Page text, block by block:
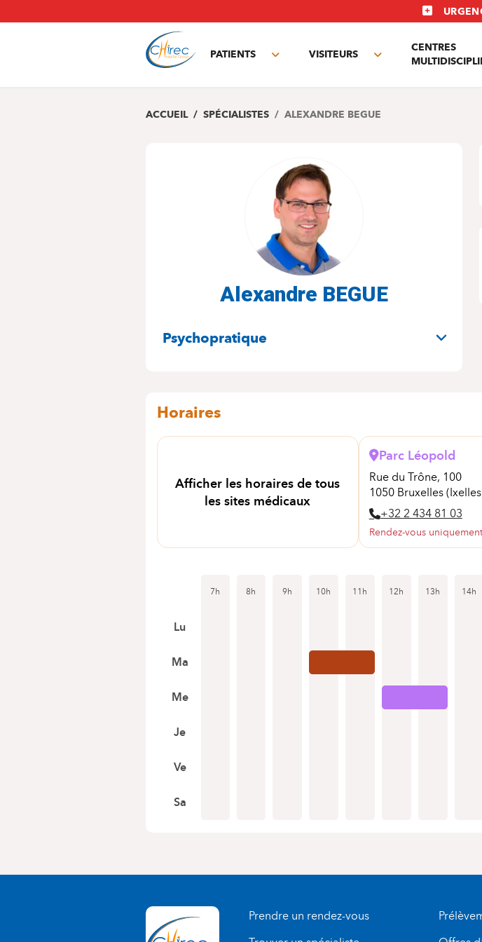
au
PATIENTS
Toggle
VISITEURS
Toggle
CENTRES
ACCUEIL SPÉCIALISTES ALEXANDRE BEGUE
Alexandre BEGUE
SPÉCIALITÉS
Psychopratique
Horaires
Afficher les horaires de tous
les sites médicaux
Parc Léopold
Rue du Trône, 100
1050 Bruxelles
+32 2 434 81 03
Rendez-vous
7h 8h 9h 10h 11h 12h 13h 14h
Lu
Ma
Me
Je
Ve
Sa
Prendre un rendez-vous